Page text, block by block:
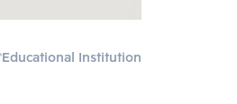
Educational Institution